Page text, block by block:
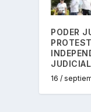
PODER
JUDICIAL
16 /